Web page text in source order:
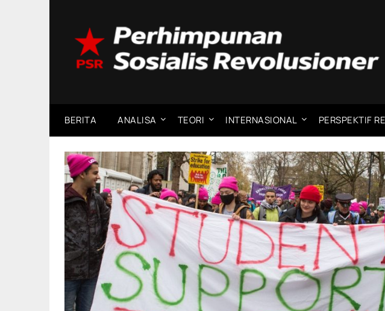
BERITA ANALISA TEORI INTERNASIONAL PERSPEKTIF